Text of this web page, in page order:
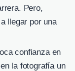
Pero,
llegar por una
confianza en
la fotografía un